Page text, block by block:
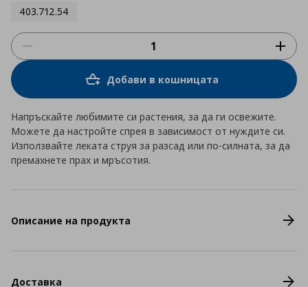
403.712.54
Добави в кошницата
Напръскайте любимите си растения, за да ги освежите.
Можете да настройте спрея в зависимост от нуждите си.
Използвайте леката струя за разсад или по-силната, за да
премахнете прах и мръсотия.
Описание на продукта
Доставка